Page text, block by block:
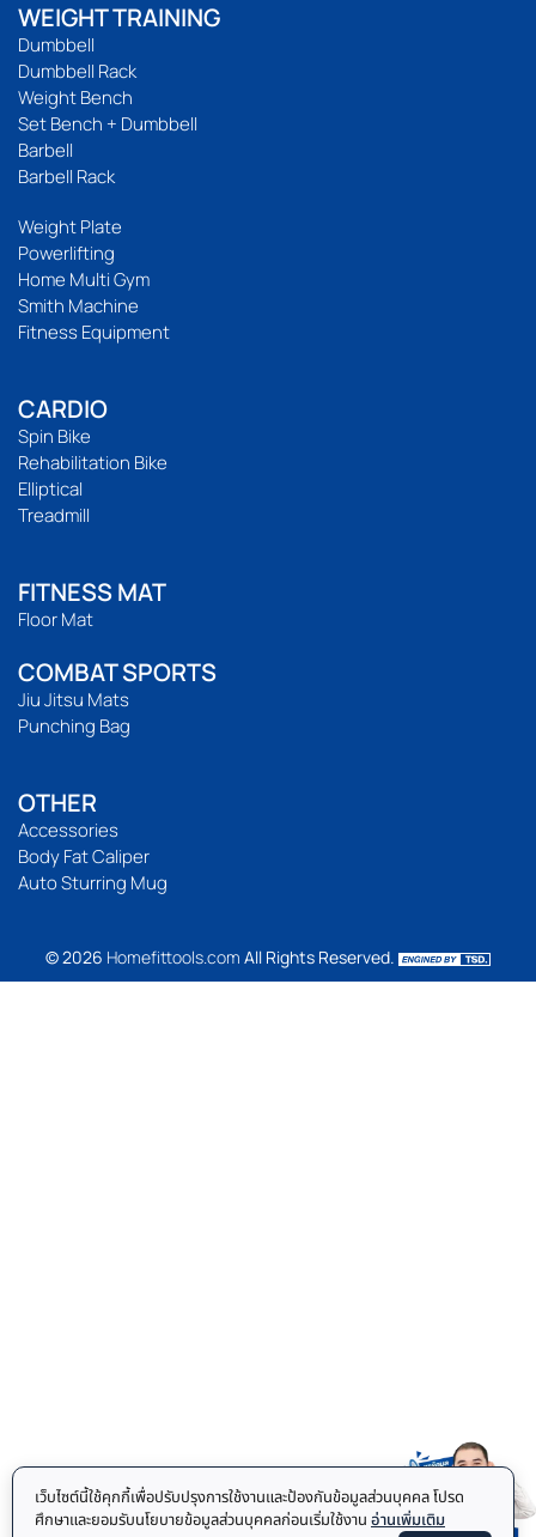
WEIGHT TRAINING
Dumbbell
Dumbbell Rack
Weight Bench
Set Bench + Dumbbell
Barbell
Barbell Rack
Weight Plate
Powerlifting
Home Multi Gym
Smith Machine
Fitness Equipment
CARDIO
Spin Bike
Rehabilitation Bike
Elliptical
Treadmill
FITNESS MAT
Floor Mat
COMBAT SPORTS
Jiu Jitsu Mats
Punching Bag
OTHER
Accessories
Body Fat Caliper
Auto Sturring Mug
© 2026 Homefittools.com All Rights Reserved.
เว็บไซต์นี้ใช้คุกกี้เพื่อปรับปรุงการใช้งานและป้องกันข้อมูลส่วนบุคคล โปรด
ศึกษาและยอมรับนโยบายข้อมูลส่วนบุคคลก่อนเริ่มใช้งาน อ่านเพิ่มเติม